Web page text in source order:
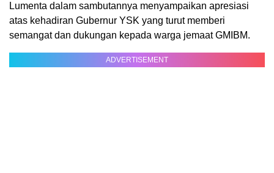
Lumenta dalam sambutannya menyampaikan apresiasi
atas kehadiran Gubernur YSK yang turut memberi
semangat dan dukungan kepada warga jemaat GMIBM.
ADVERTISEMENT